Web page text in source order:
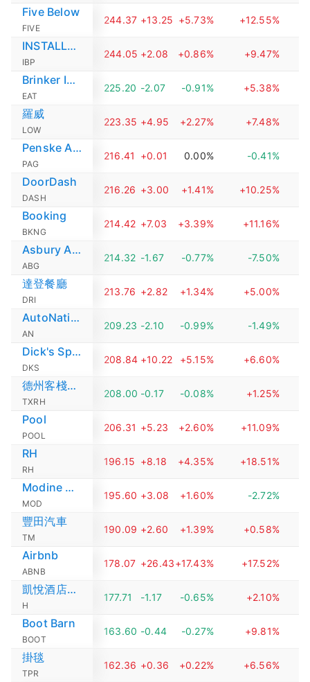
Five Below
FIVE
244.37 +13.25 +5.73% +12.55%
INSTALLED BUILDING PRODUCTS
IBP
244.05 +2.08 +0.86% +9.47%
Brinker International
EAT
225.20 -2.07 -0.91% +5.38%
羅威
LOW
223.35 +4.95 +2.27% +7.48%
Penske Automotive Group
PAG
216.41 +0.01 0.00% -0.41%
DoorDash
DASH
216.26 +3.00 +1.41% +10.25%
Booking
BKNG
214.42 +7.03 +3.39% +11.16%
Asbury Automotive Group
ABG
214.32 -1.67 -0.77% -7.50%
達登餐廳
DRI
213.76 +2.82 +1.34% +5.00%
AutoNation
AN
209.23 -2.10 -0.99% -1.49%
Dick's Sporting Goods
DKS
208.84 +10.22 +5.15% +6.60%
德州客棧牛排館
TXRH
208.00 -0.17 -0.08% +1.25%
Pool
POOL
206.31 +5.23 +2.60% +11.09%
RH
RH
196.15 +8.18 +4.35% +18.51%
Modine Manufacturing
MOD
195.60 +3.08 +1.60% -2.72%
豐田汽車
TM
190.09 +2.60 +1.39% +0.58%
Airbnb
ABNB
178.07 +26.43+17.43% +17.52%
凱悅酒店集團
H
177.71 -1.17 -0.65% +2.10%
Boot Barn
BOOT
163.60 -0.44 -0.27% +9.81%
掛毯
TPR
162.36 +0.36 +0.22% +6.56%